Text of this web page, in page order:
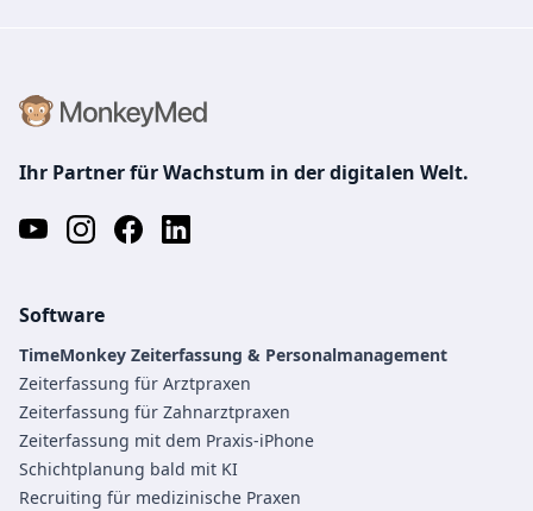
Ihr Partner für Wachstum in der digitalen Welt.
Software
TimeMonkey Zeiterfassung & Personalmanagement
Zeiterfassung für Arztpraxen
Zeiterfassung für Zahnarztpraxen
Zeiterfassung mit dem Praxis-iPhone
Schichtplanung bald mit KI
Recruiting für medizinische Praxen